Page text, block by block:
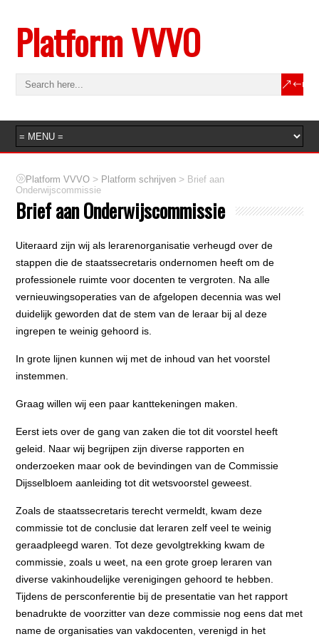
Platform VVVO
Platform VVVO > Platform schrijven > Brief aan
Onderwijscommissie
Brief aan Onderwijscommissie
Uiteraard zijn wij als lerarenorganisatie verheugd over de
stappen die de staatssecretaris ondernomen heeft om de
professionele ruimte voor docenten te vergroten. Na alle
vernieuwingsoperaties van de afgelopen decennia was wel
duidelijk geworden dat de stem van de leraar bij al deze
ingrepen te weinig gehoord is.
In grote lijnen kunnen wij met de inhoud van het voorstel
instemmen.
Graag willen wij een paar kanttekeningen maken.
Eerst iets over de gang van zaken die tot dit voorstel heeft
geleid. Naar wij begrijpen zijn diverse rapporten en
onderzoeken maar ook de bevindingen van de Commissie
Dijsselbloem aanleiding tot dit wetsvoorstel geweest.
Zoals de staatssecretaris terecht vermeldt, kwam deze
commissie tot de conclusie dat leraren zelf veel te weinig
geraadpleegd waren. Tot deze gevolgtrekking kwam de
commissie, zoals u weet, na een grote groep leraren van
diverse vakinhoudelijke verenigingen gehoord te hebben.
Tijdens de persconferentie bij de presentatie van het rapport
benadrukte de voorzitter van deze commissie nog eens dat met
name de organisaties van vakdocenten, verenigd in het